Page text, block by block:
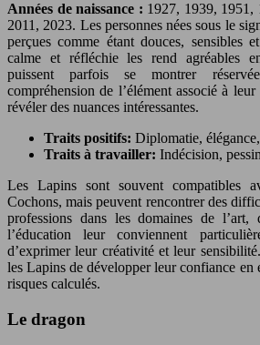
Années de naissance : 1927, 1939, 1951,
2011, 2023. Les personnes nées sous le
perçues comme étant douces, sensibles
calme et réfléchie les rend agréables
puissent parfois se montrer
compréhension de l’élément associé à
révéler des nuances intéressantes.
Traits positifs: Diplomatie,
Traits à travailler: Indécision,
Les Lapins sont souvent compatibles
Cochons, mais peuvent rencontrer des
professions dans les domaines de
l’éducation leur conviennent
d’exprimer leur créativité et leur
les Lapins de développer leur confiance en
risques calculés.
Le dragon